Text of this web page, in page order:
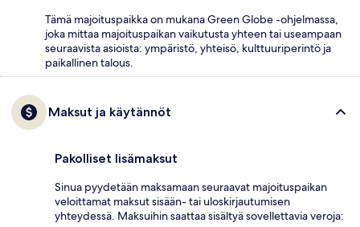
Tämä majoituspaikka on mukana Green Globe -ohjelmassa,
joka mittaa majoituspaikan vaikutusta yhteen tai useampaan
seuraavista asioista: ympäristö, yhteisö, kulttuuriperintö ja
paikallinen talous.
Maksut ja käytännöt
Pakolliset lisämaksut
Sinua pyydetään maksamaan seuraavat majoituspaikan
veloittamat maksut sisään- tai uloskirjautumisen
yhteydessä. Maksuihin saattaa sisältyä sovellettavia veroja: